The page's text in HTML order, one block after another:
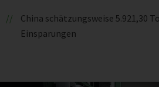
China schätzungsweise 5.921,30
Einsparungen